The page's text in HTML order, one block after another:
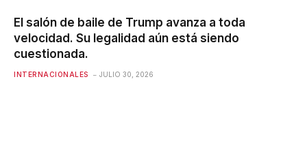
El salón de baile de Trump avanza a toda
velocidad. Su legalidad aún está siendo
cuestionada.
INTERNACIONALES JULIO 30, 2026